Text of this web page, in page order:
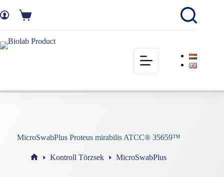
MicroSwabPlus Proteus mirabilis ATCC® 35659™
Kontroll Törzsek MicroSwabPlus